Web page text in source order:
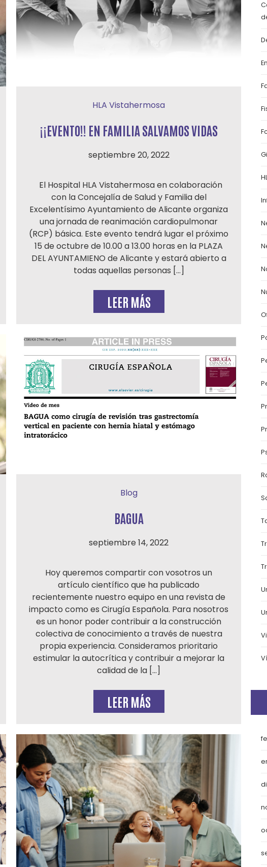
HLA Vistahermosa
¡¡EVENTO!! EN FAMILIA SALVAMOS VIDAS
septiembre 20, 2022
El Hospital HLA Vistahermosa en colaboración
con la Concejalía de Salud y Familia del
Excelentísimo Ayuntamiento de Alicante organiza
una jornada de reanimación cardiopulmonar
(RCP) básica. Este evento tendrá lugar el próximo
15 de octubre de 10.00 a 13.00 horas en la PLAZA
DEL AYUNTAMIENO de Alicante y estará abierto a
todas aquellas personas […]
LEER MÁS
Blog
BAGUA
septiembre 14, 2022
Hoy queremos compartir con vosotros un
artículo científico que ha publicado
recientemente nuestro equipo en una revista de
impacto como es Cirugía Española. Para nosotros
es un honor poder contribuir a la construcción
colectiva de conocimiento a través de nuestra
propia experiencia. Consideramos prioritario
estimular la autocrítica y contribuir a mejorar la
calidad de la […]
LEER MÁS